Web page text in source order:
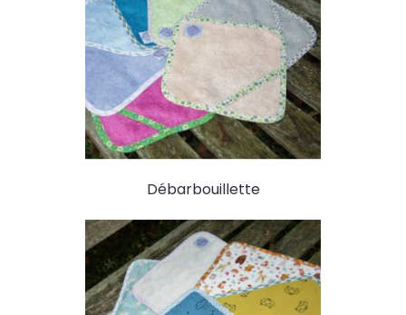
Débarbouillette